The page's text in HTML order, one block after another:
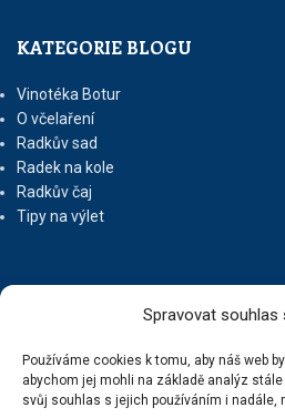
Spravovat souhlas
Používáme cookies k tomu, aby náš web
abychom jej mohli na základě analýz
svůj souhlas s jejich používáním i nadále,
KATEGORIE BLOGU
Vinotéka Botur
O včelaření
Radkův sad
Radek na kole
Radkův čaj
Tipy na výlet
UŽITEČNÉ ODKAZY
Ochrana osobních údajů
Obchodní podmínky
Reklamační řád